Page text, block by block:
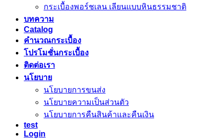
กระเบื้องพอร์ชเลน เลียนเเบบหินธรรมชาติ
บทความ
Catalog
คำนวณกระเบื้อง
โปรโมชั่นกระเบื้อง
ติดต่อเรา
นโยบาย
นโยบายการขนส่ง
นโยบายความเป็นส่วนตัว
นโยบายการคืนสินค้าและคืนเงิน
test
Login